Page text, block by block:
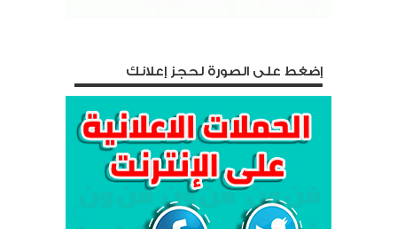
إضغط على الصورة لحجز إعلانك